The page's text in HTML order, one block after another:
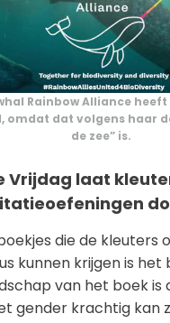
Rainbow Alliance
omdat dat volgens haar
de zee” is.
Vrijdag laat
die de kleuters
kunnen krijgen is het
van het boek is
gender krachtig kan